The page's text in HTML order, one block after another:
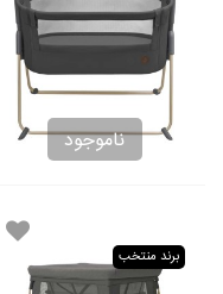
ناموجود
برند منتخب